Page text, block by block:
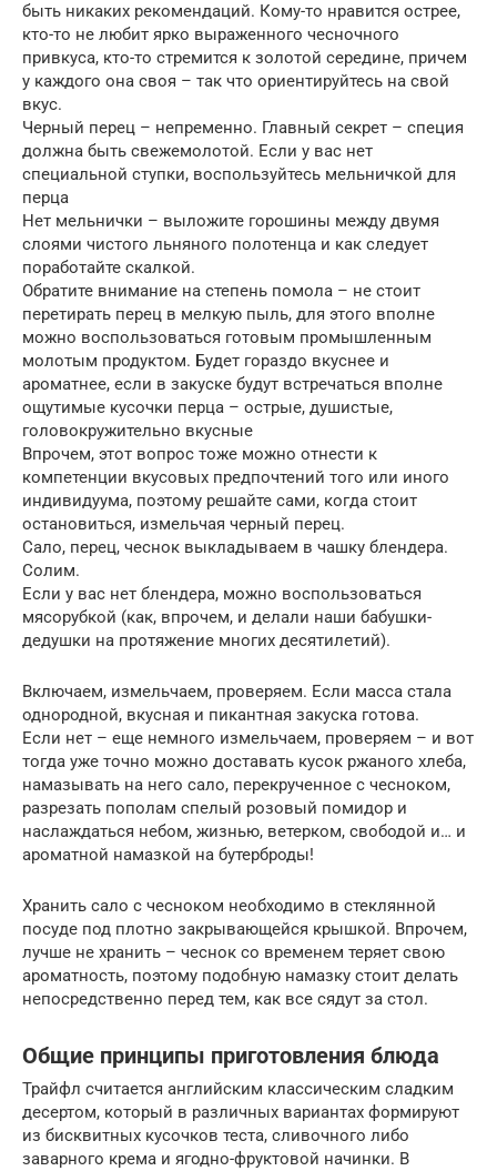
быть никаких рекомендаций. Кому-то нравится острее,
кто-то не любит ярко выраженного чесночного
привкуса, кто-то стремится к золотой середине, причем
у каждого она своя – так что ориентируйтесь на свой
вкус.
Черный перец – непременно. Главный секрет – специя
должна быть свежемолотой. Если у вас нет
специальной ступки, воспользуйтесь мельничкой для
перца
Нет мельнички – выложите горошины между двумя
слоями чистого льняного полотенца и как следует
поработайте скалкой.
Обратите внимание на степень помола – не стоит
перетирать перец в мелкую пыль, для этого вполне
можно воспользоваться готовым промышленным
молотым продуктом. Будет гораздо вкуснее и
ароматнее, если в закуске будут встречаться вполне
ощутимые кусочки перца – острые, душистые,
головокружительно вкусные
Впрочем, этот вопрос тоже можно отнести к
компетенции вкусовых предпочтений того или иного
индивидуума, поэтому решайте сами, когда стоит
остановиться, измельчая черный перец.
Сало, перец, чеснок выкладываем в чашку блендера.
Солим.
Если у вас нет блендера, можно воспользоваться
мясорубкой (как, впрочем, и делали наши бабушки-
дедушки на протяжение многих десятилетий).
Включаем, измельчаем, проверяем. Если масса стала
однородной, вкусная и пикантная закуска готова.
Если нет – еще немного измельчаем, проверяем – и вот
тогда уже точно можно доставать кусок ржаного хлеба,
намазывать на него сало, перекрученное с чесноком,
разрезать пополам спелый розовый помидор и
наслаждаться небом, жизнью, ветерком, свободой и… и
ароматной намазкой на бутерброды!
Хранить сало с чесноком необходимо в стеклянной
посуде под плотно закрывающейся крышкой. Впрочем,
лучше не хранить – чеснок со временем теряет свою
ароматность, поэтому подобную намазку стоит делать
непосредственно перед тем, как все сядут за стол.
Общие принципы приготовления блюда
Трайфл считается английским классическим сладким
десертом, который в различных вариантах формируют
из бисквитных кусочков теста, сливочного либо
заварного крема и ягодно-фруктовой начинки. В